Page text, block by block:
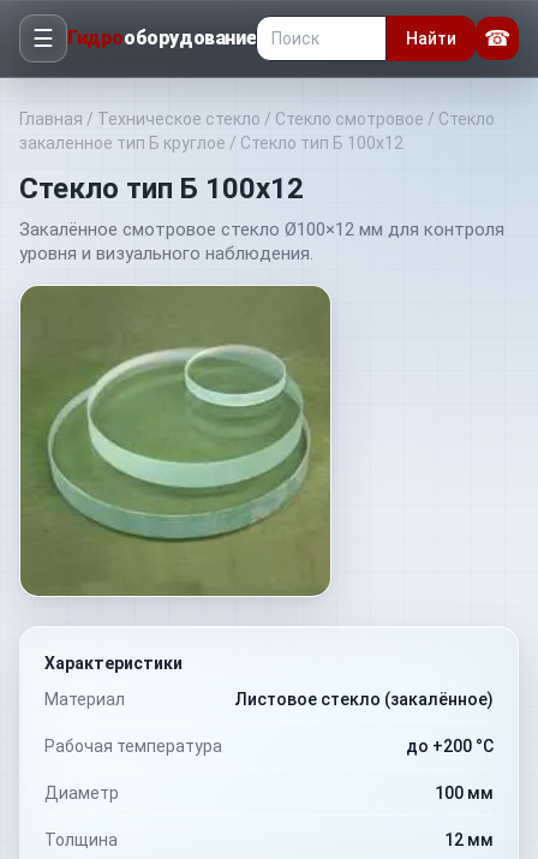
☰ Гидрооборудование Найти ☎
Главная / Техническое стекло / Стекло смотровое / Стекло
закаленное тип Б круглое / Стекло тип Б 100х12
Стекло тип Б 100х12
Закалённое смотровое стекло Ø100×12 мм для контроля
уровня и визуального наблюдения.
Характеристики
Материал
Листовое стекло (закалённое)
Рабочая температура до +200 °C
Диаметр 100 мм
Толщина 12 мм